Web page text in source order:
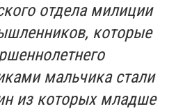
отдела милиции
которые
мальчика стали
из которых младше